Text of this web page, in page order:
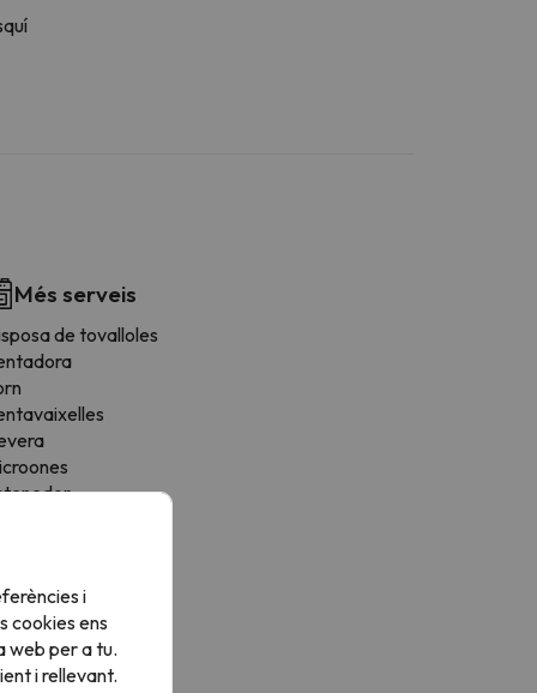
Més serveis
de tovalloles
i
cookies ens
web per a tu.
i rellevant.